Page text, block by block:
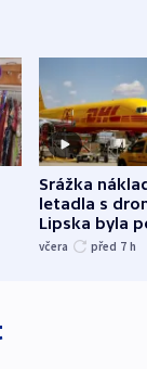
Srážka
letadla s
Lipska byla
německého
včera před 7 h